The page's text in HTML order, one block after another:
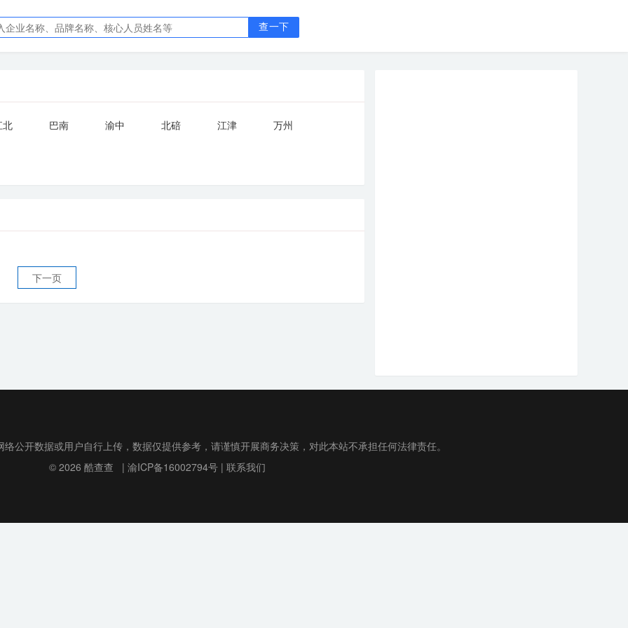
查一下
北 巴南 渝中 北碚 江津 万州
下一页
公开数据或用户自行上传，数据仅提供参考，请谨慎开展商务决策，对此本站不承担任何法律责任。
© 2026 酷查查 | 渝ICP备16002794号| 联系我们